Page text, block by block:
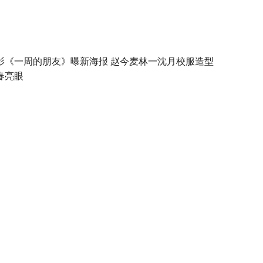
《一周的朋友》曝新海报 赵今麦林一沈月校服造型
亮眼